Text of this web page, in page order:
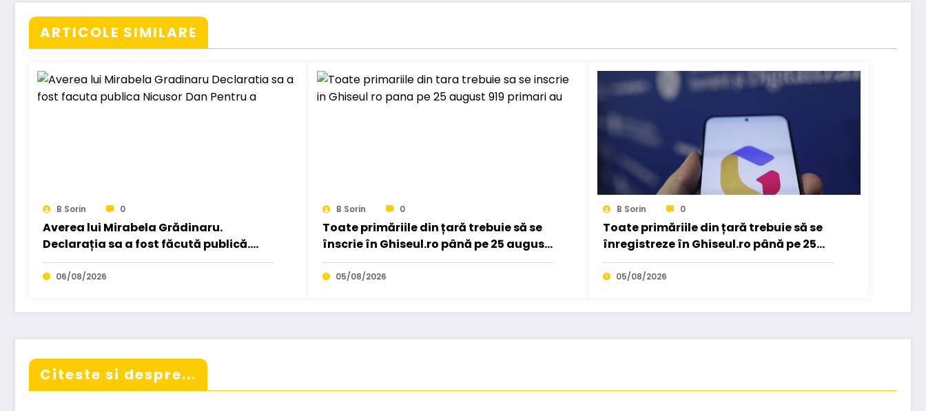
ARTICOLE SIMILARE
B Sorin 0
Averea lui Mirabela Grădinaru.
Declarația sa a fost făcută publică.
Nicușor Dan: „Pentru a…
06/08/2026
B Sorin 0
Toate primăriile din țară trebuie să se
înscrie în Ghiseul.ro până pe 25 august.
919 primari au…
05/08/2026
B Sorin 0
Toate primăriile din țară trebuie să se
înregistreze în Ghiseul.ro până pe 25
august. 919 primari au…
05/08/2026
Citeste si despre...